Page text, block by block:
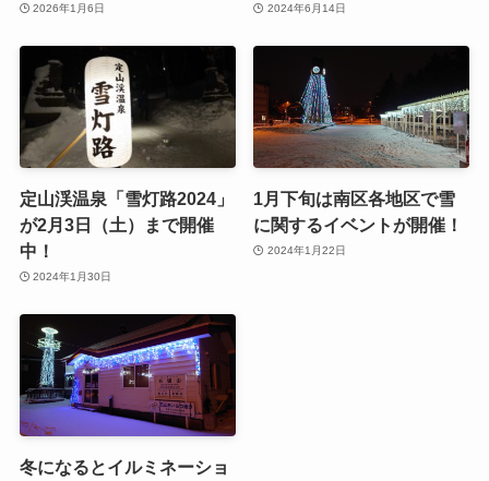
2026年1月6日 2024年6月14日
定山渓温泉「雪灯路2024」
が2月3日（土）まで開催
中！
2024年1月30日
1月下旬は南区各地区で雪
に関するイベントが開催！
2024年1月22日
冬になるとイルミネーショ